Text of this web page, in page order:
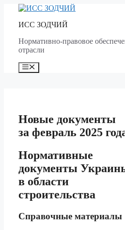
contentИСС ЗОДЧИЙ
Нормативно-правовое
отрасли
Menu
Новые документы
за февраль 2025
Нормативные
документы
в области
строительства
Справочные материалы